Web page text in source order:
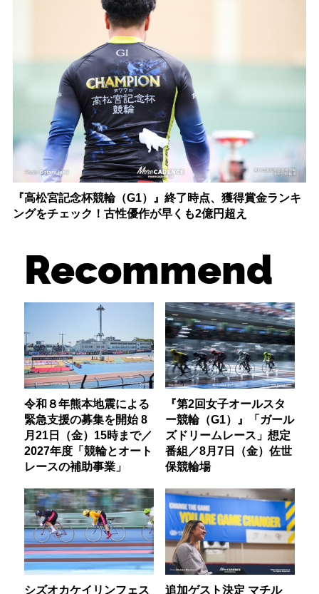
『高松宮記念杯競輪（G1）』終了時点、獲得賞金ランキ
ングをチェック！古性優作が早くも2億円超え
Recommend
令和８年熊本地震による
緊急支援の募集を開始 8
月21日（金）15時まで／
2027年度「競輪とオート
レースの補助事業」
『第2回女子オールスタ
ー競輪（G1）』「ガール
ズドリームレース」想定
番組／8月7日（金）佐世
保競輪場
シズオカケイリンフェス
追加ゲスト決定 マチル